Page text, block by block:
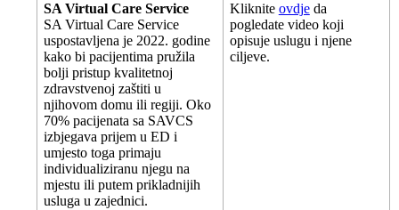
SA Virtual Care Service
SA Virtual Care Service
uspostavljena je 2022. godine
kako bi pacijentima pružila
bolji pristup kvalitetnoj
zdravstvenoj zaštiti u
njihovom domu ili regiji. Oko
70% pacijenata sa SAVCS
izbjegava prijem u ED i
umjesto toga primaju
individualiziranu njegu na
mjestu ili putem prikladnijih
usluga u zajednici.
Kliknite ovdje da
pogledate video koji
opisuje uslugu i njene
ciljeve.